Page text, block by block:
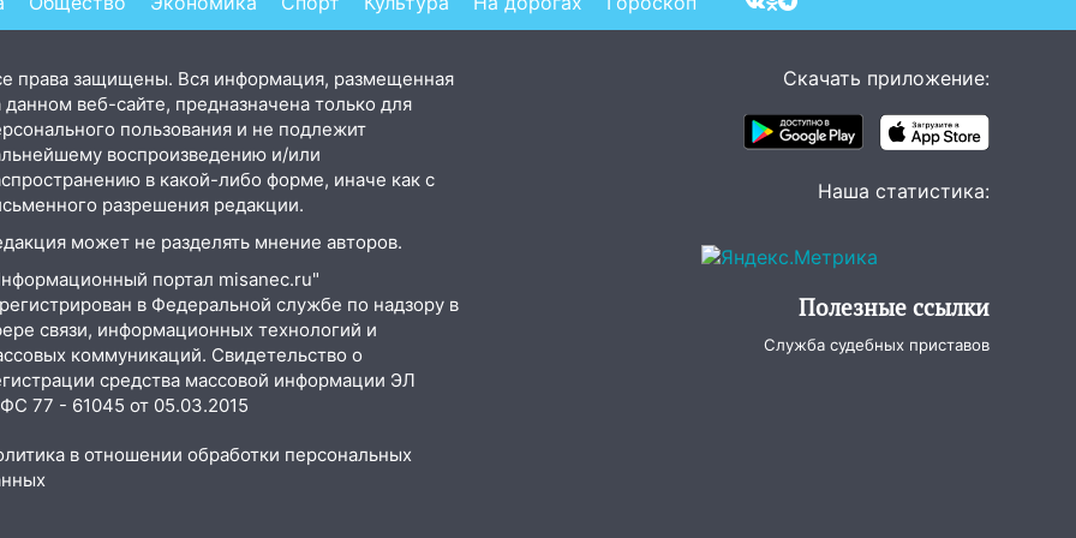
Afanasy.biz – Тверские
права защищены. Вся информация, размещенная
данном веб-сайте, предназначена только для
пользования и не подлежит
воспроизведению и/или
в какой-либо форме, иначе как с
разрешения редакции.
может не разделять мнение авторов.
портал misanec.ru"
в Федеральной службе по надзору в
связи, информационных технологий и
коммуникаций. Свидетельство о
средства массовой информации ЭЛ
77 - 61045 от 05.03.2015
в отношении обработки персональных
Скачать приложение:
Наша статистика:
Полезные ссылки
Служба судебных приставов